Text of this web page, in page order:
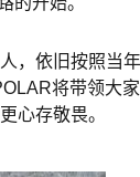
，依旧按照当
将带领大家
心存敬畏。